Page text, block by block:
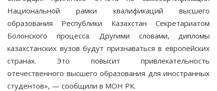
Национальной рамки квалификаций высшего
образования Республики Казахстан Секретариатом
Болонского процесса. Другими словами, дипломы
казахстанских вузов будут признаваться в европейских
странах. Это повысит привлекательность
отечественного высшего образования для иностранных
студентов», — сообщили в МОН РК.